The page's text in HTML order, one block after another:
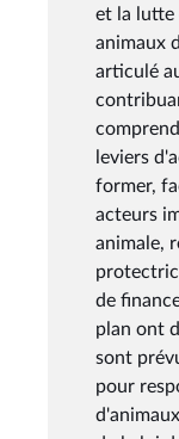
et la lutte
animaux
articulé
leviers
former,
acteurs
animale,
de
plan ont
sont
pour